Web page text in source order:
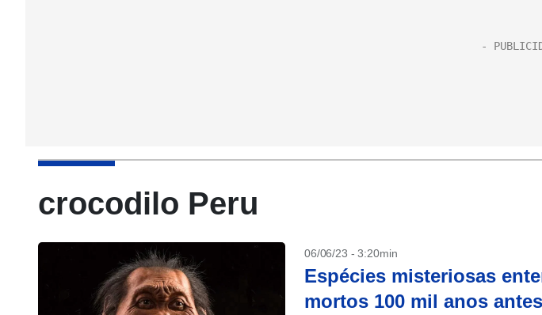
crocodilo Peru
06/06/23 - 3:20min
Espécies misteriosas
mortos 100 mil anos